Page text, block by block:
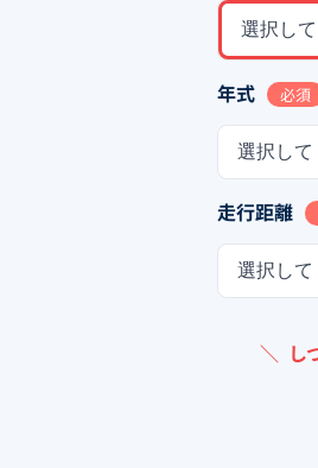
選択し
年式 必須
選択して
走行距離
選択して
＼ し